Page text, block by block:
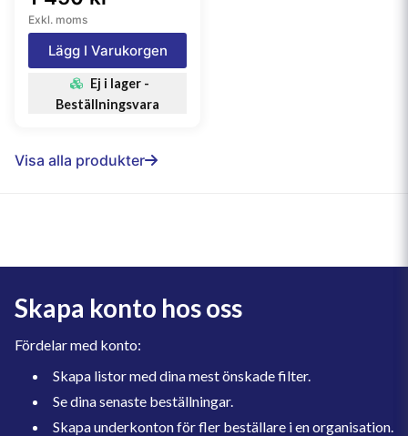
Exkl. moms
Lägg I Varukorgen
Ej i lager -
Beställningsvara
Visa alla produkter
Skapa konto hos oss
Fördelar med konto:
Skapa listor med dina mest önskade filter.
Se dina senaste beställningar.
Skapa underkonton för fler beställare i en organisation.